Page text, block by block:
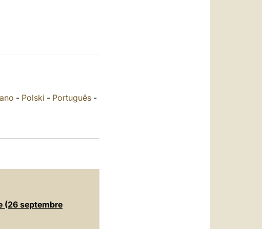
- Polski - Português-
(26 septembre